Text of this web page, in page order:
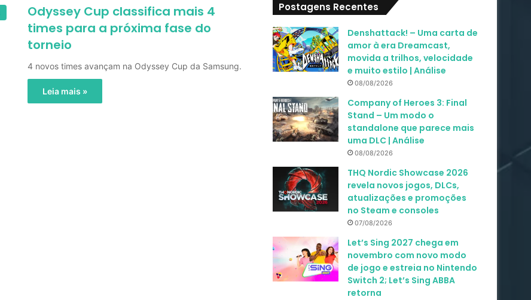
Odyssey Cup classifica mais 4
times para a próxima fase do
torneio
4 novos times avançam na Odyssey Cup da Samsung.
Leia mais »
Postagens Recentes
Denshattack! – Uma carta de
amor à era Dreamcast,
movida a trilhos, velocidade
e muito estilo | Análise
08/08/2026
Company of Heroes 3: Final
Stand – Um modo o
standalone que parece mais
uma DLC | Análise
08/08/2026
THQ Nordic Showcase 2026
revela novos jogos, DLCs,
atualizações e promoções
no Steam e consoles
07/08/2026
Let’s Sing 2027 chega em
novembro com novo modo
de jogo e estreia no Nintendo
Switch 2; Let’s Sing ABBA
retorna